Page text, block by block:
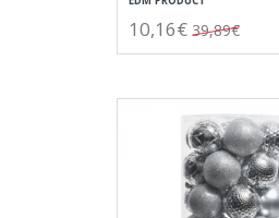
10,16€ 39,89€